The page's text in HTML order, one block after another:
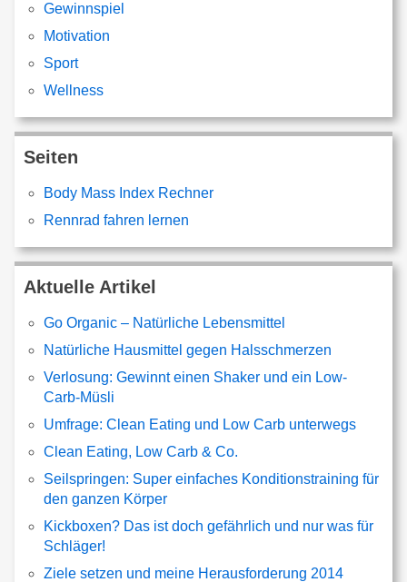
Gewinnspiel
Motivation
Sport
Wellness
Seiten
Body Mass Index Rechner
Rennrad fahren lernen
Aktuelle Artikel
Go Organic – Natürliche Lebensmittel
Natürliche Hausmittel gegen Halsschmerzen
Verlosung: Gewinnt einen Shaker und ein Low-
Carb-Müsli
Umfrage: Clean Eating und Low Carb unterwegs
Clean Eating, Low Carb & Co.
Seilspringen: Super einfaches Konditionstraining für
den ganzen Körper
Kickboxen? Das ist doch gefährlich und nur was für
Schläger!
Ziele setzen und meine Herausforderung 2014